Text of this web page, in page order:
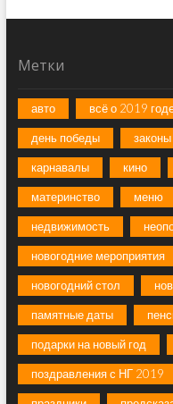
Метки
авто всё о 2019
день победы законы
карнавалы кино
материнство меню
недвижимость
новогодние мероприятия
новогодний стол
памятные даты
подарки на новый год
поздравления с НГ 2019